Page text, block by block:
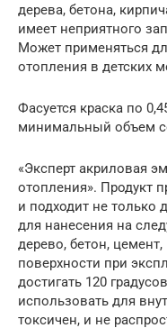
дерева, бетона,
имеет неприятного
Может применяться
отопления в детских
Фасуется краска по
минимальный объем
«Эксперт акриловая
отопления». Продукт
и подходит не только
для нанесения на
дерево, бетон,
поверхности при
достигать 120
использовать для
токсичен, и не